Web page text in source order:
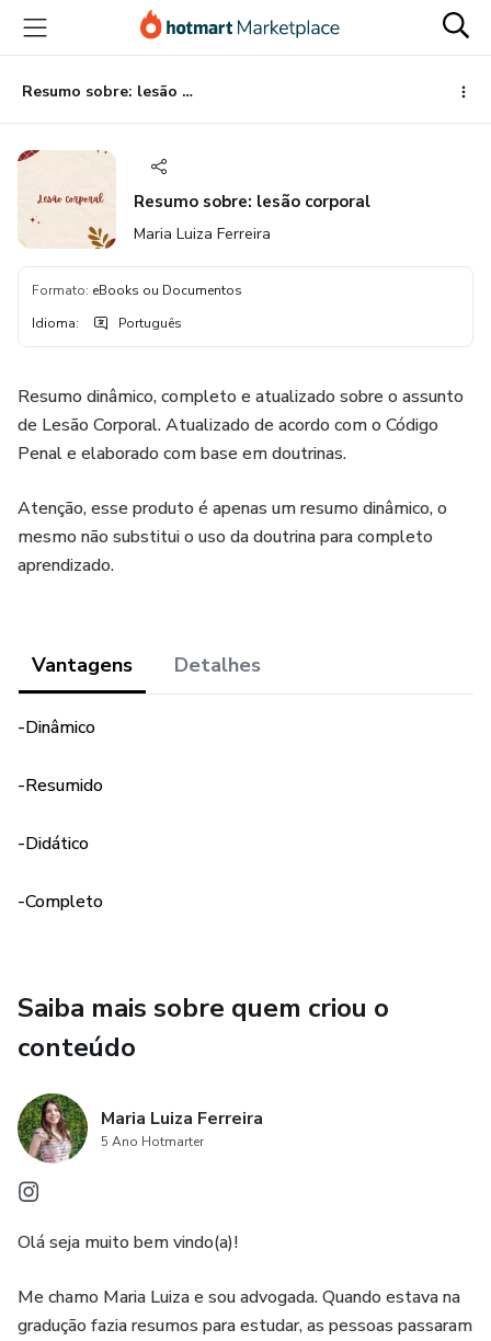
para
conteúdo
principal
para
pagamento
para
rodapé
Resumo sobre: lesão corporal
Resumo sobre: lesão corporal
Maria Luiza Ferreira
Formato: eBooks ou Documentos
Idioma: Português
Resumo dinâmico, completo e atualizado sobre o assunto
de Lesão Corporal. Atualizado de acordo com o Código
Penal e elaborado com base em doutrinas.
Atenção, esse produto é apenas um resumo dinâmico, o
mesmo não substitui o uso da doutrina para completo
aprendizado.
Vantagens Detalhes
-Dinâmico
-Resumido
-Didático
-Completo
Saiba mais sobre quem criou o
conteúdo
Maria Luiza Ferreira
5 Ano Hotmarter
Olá seja muito bem vindo(a)!
Me chamo Maria Luiza e sou advogada. Quando estava na
gradução fazia resumos para estudar, as pessoas passaram